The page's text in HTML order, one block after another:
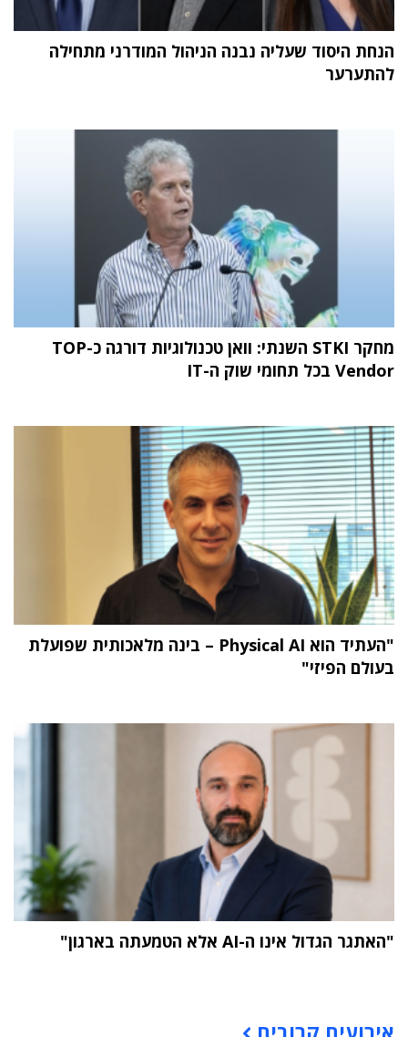
הנחת היסוד שעליה נבנה הניהול המודרני מתחילה
להתערער
מחקר STKI השנתי: וואן טכנולוגיות דורגה כ-TOP
Vendor בכל תחומי שוק ה-IT
"העתיד הוא Physical AI – בינה מלאכותית שפועלת
בעולם הפיזי"
"האתגר הגדול אינו ה-AI אלא הטמעתה בארגון"
אירועים קרובים